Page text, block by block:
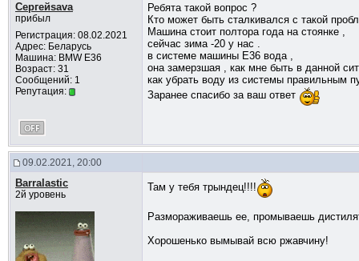
Сергейsava
прибыл
Регистрация: 08.02.2021
Адрес: Беларусь
Машина: BMW E36
Возраст: 31
Сообщений: 1
Репутация:
Ребята такой вопрос ?
Кто может быть сталкивался с такой
Машина стоит полтора года на стоянке ,
сейчас зима -20 у нас .
в системе машины Е36 вода ,
она замерзшая , как мне быть в данной
как убрать воду из системы правильным
Заранее спасибо за ваш ответ
09.02.2021, 20:00
Barralastic
2й уровень
Там у тебя трындец!!!!
Размораживаешь ее, промываешь
Хорошенько вымывай всю ржавчину!